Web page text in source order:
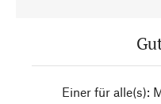
Einer für alle(s):